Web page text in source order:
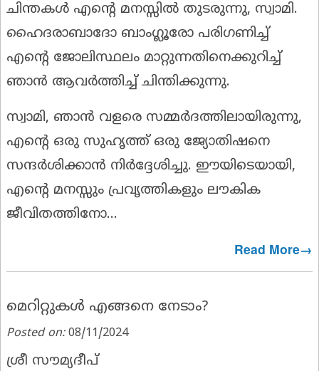
ചിന്തകൾ എൻ്റെ മനസ്സിൽ തുടരുന്നു, സ്വാമി.
ഹൈദരാബാദോ ബാംഗ്ലൂരോ പരിഗണിച്ച്
എൻ്റെ ജോലിസ്ഥലം മാറ്റുന്നതിനെക്കുറിച്ച്
ഞാൻ ആവർത്തിച്ച് ചിന്തിക്കുന്നു.
സ്വാമി, ഞാൻ വളരെ സമ്മർദത്തിലായിരുന്നു,
എൻ്റെ ഒരു സുഹൃത്ത് ഒരു ജ്യോതിഷനെ
സന്ദർശിക്കാൻ നിർദ്ദേശിച്ചു. ഈയിടെയായി,
എൻ്റെ മനസ്സും പ്രവൃത്തികളും ലൗകിക
ജീവിതത്തിനോ...
Read More→
മെറിറ്റുകൾ എങ്ങനെ നേടാം?
Posted on: 08/11/2024
ശ്രീ സൗമ്യദീപ്